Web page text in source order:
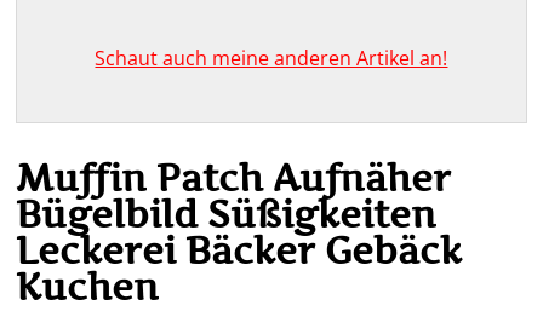
Schaut auch meine anderen Artikel an!
Muffin Patch Aufnäher
Bügelbild Süßigkeiten
Leckerei Bäcker Gebäck
Kuchen